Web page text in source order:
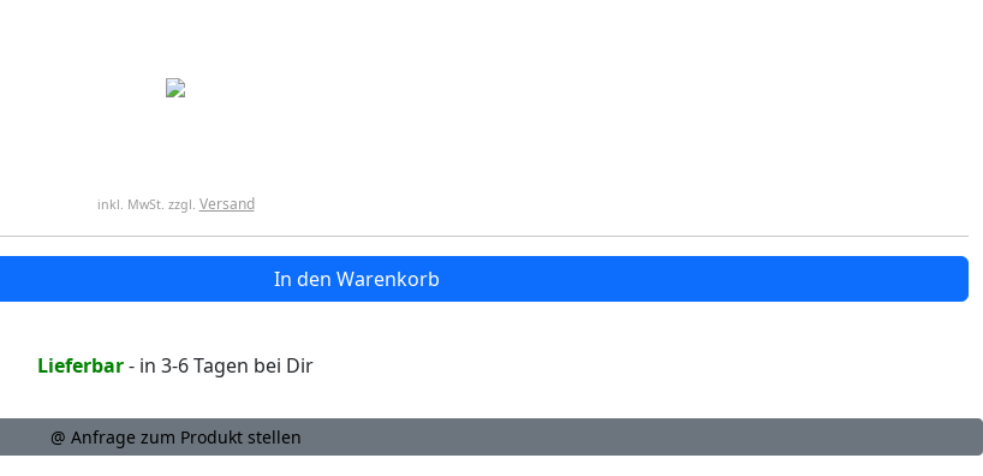
inkl. MwSt. zzgl. Versand
In den Warenkorb
Lieferbar- in 3-6 Tagen bei Dir
@ Anfrage zum Produkt stellen